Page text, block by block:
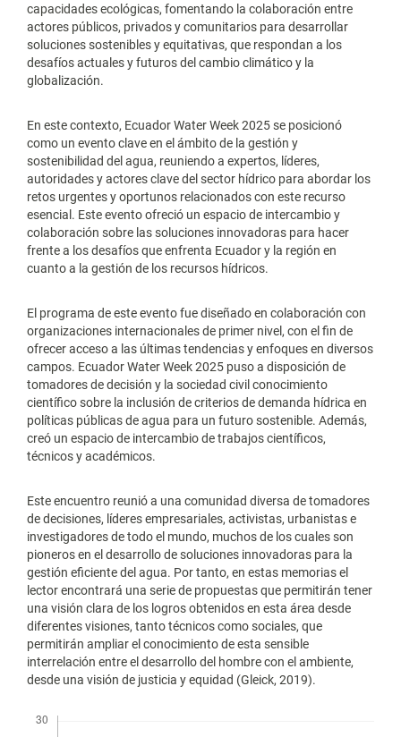
capacidades ecológicas, fomentando la colaboración entre
actores públicos, privados y comunitarios para desarrollar
soluciones sostenibles y equitativas, que respondan a los
desafíos actuales y futuros del cambio climático y la
globalización.
En este contexto, Ecuador Water Week 2025 se posicionó
como un evento clave en el ámbito de la gestión y
sostenibilidad del agua, reuniendo a expertos, líderes,
autoridades y actores clave del sector hídrico para abordar los
retos urgentes y oportunos relacionados con este recurso
esencial. Este evento ofreció un espacio de intercambio y
colaboración sobre las soluciones innovadoras para hacer
frente a los desafíos que enfrenta Ecuador y la región en
cuanto a la gestión de los recursos hídricos.
El programa de este evento fue diseñado en colaboración con
organizaciones internacionales de primer nivel, con el fin de
ofrecer acceso a las últimas tendencias y enfoques en diversos
campos. Ecuador Water Week 2025 puso a disposición de
tomadores de decisión y la sociedad civil conocimiento
científico sobre la inclusión de criterios de demanda hídrica en
políticas públicas de agua para un futuro sostenible. Además,
creó un espacio de intercambio de trabajos científicos,
técnicos y académicos.
Este encuentro reunió a una comunidad diversa de tomadores
de decisiones, líderes empresariales, activistas, urbanistas e
investigadores de todo el mundo, muchos de los cuales son
pioneros en el desarrollo de soluciones innovadoras para la
gestión eficiente del agua. Por tanto, en estas memorias el
lector encontrará una serie de propuestas que permitirán tener
una visión clara de los logros obtenidos en esta área desde
diferentes visiones, tanto técnicos como sociales, que
permitirán ampliar el conocimiento de esta sensible
interrelación entre el desarrollo del hombre con el ambiente,
desde una visión de justicia y equidad (Gleick, 2019).